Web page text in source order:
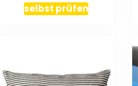
selbst prüfen